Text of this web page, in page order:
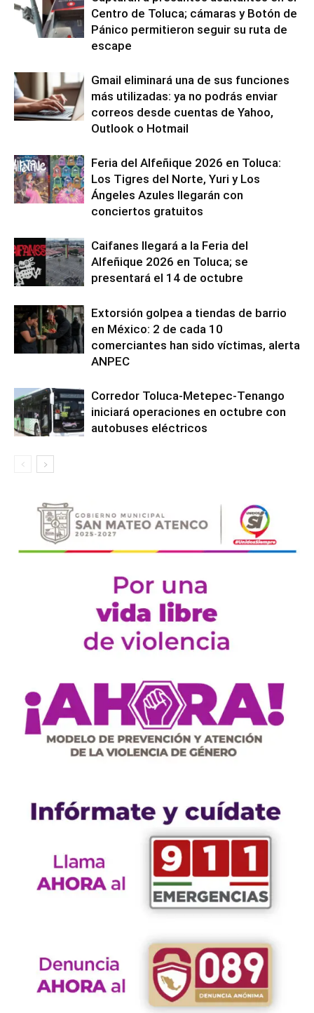
Centro de Toluca; cámaras y Botón de
Pánico permitieron seguir su ruta de
escape
Gmail eliminará una de sus funciones
más utilizadas: ya no podrás enviar
correos desde cuentas de Yahoo,
Outlook o Hotmail
Feria del Alfeñique 2026 en Toluca:
Los Tigres del Norte, Yuri y Los
Ángeles Azules llegarán con
conciertos gratuitos
Caifanes llegará a la Feria del
Alfeñique 2026 en Toluca; se
presentará el 14 de octubre
Extorsión golpea a tiendas de barrio
en México: 2 de cada 10
comerciantes han sido víctimas, alerta
ANPEC
Corredor Toluca-Metepec-Tenango
iniciará operaciones en octubre con
autobuses eléctricos